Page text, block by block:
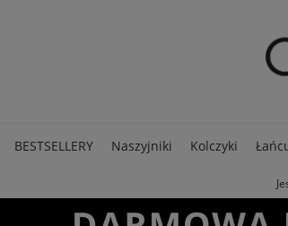
BESTSELLERY Naszyjniki Kolczyki
PREMIUM